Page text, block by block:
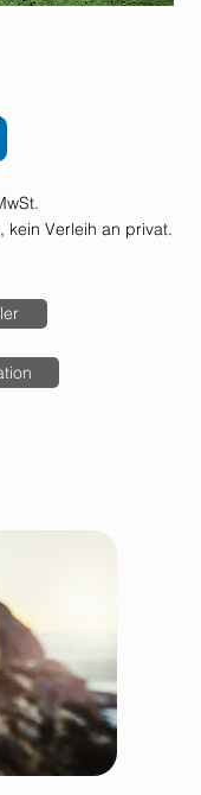
kein Verleih an privat.